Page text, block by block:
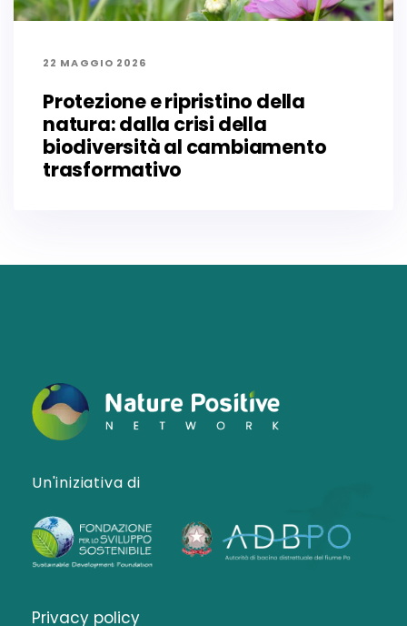
22 MAGGIO 2026
Protezione e ripristino della
natura: dalla crisi della
biodiversità al cambiamento
trasformativo
Un'iniziativa di
Privacy policy